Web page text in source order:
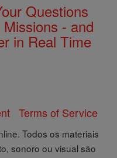
Questions
- and
in Real Time
Terms of Service
Todos os materiais
sonoro ou visual são